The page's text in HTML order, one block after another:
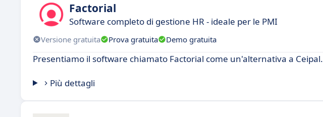
Factorial
Software completo di gestione HR - ideale per le PMI
Versione gratuita Prova gratuita Demo gratuita
Presentiamo il software chiamato Factorial come un'alternativa a Ceipal.
Più dettagli